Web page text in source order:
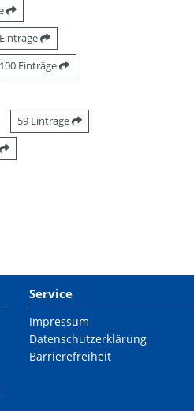
100 Einträge
59 Einträge
Service
Impressum
Datenschutzerklärung
Barrierefreiheit